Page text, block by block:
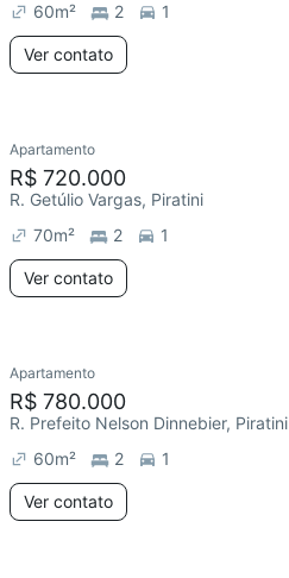
60m² 2 1
Ver contato
Apartamento
R$ 720.000
R. Getúlio Vargas, Piratini
70m² 2 1
Ver contato
Apartamento
R$ 780.000
R. Prefeito Nelson Dinnebier, Piratini
60m² 2 1
Ver contato